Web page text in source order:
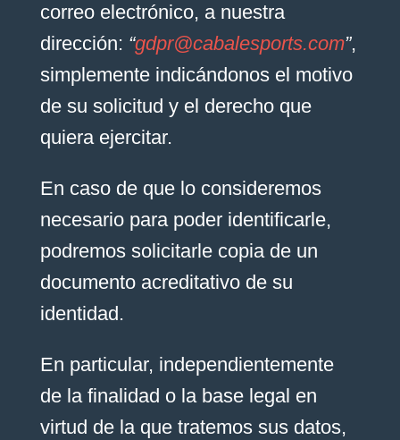
correo electrónico, a nuestra
dirección: “gdpr@cabalesports.com”,
simplemente indicándonos el motivo
de su solicitud y el derecho que
quiera ejercitar.
En caso de que lo consideremos
necesario para poder identificarle,
podremos solicitarle copia de un
documento acreditativo de su
identidad.
En particular, independientemente
de la finalidad o la base legal en
virtud de la que tratemos sus datos,